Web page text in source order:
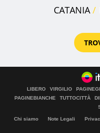
CATANIA
LIBERO VIRGILIO
PAGINEBIANCHE
TUTTOCITTÀ
Chi siamo Note Legali